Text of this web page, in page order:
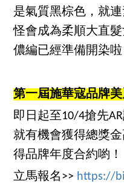
是氣質黑棕色，就
怪會成為柔順大直
儂編已經準備開染啦
第一屆施華寇品牌
即日起至10/4搶先
就有機會獲得總獎
得品牌年度合約喲！
立馬報名>> https://